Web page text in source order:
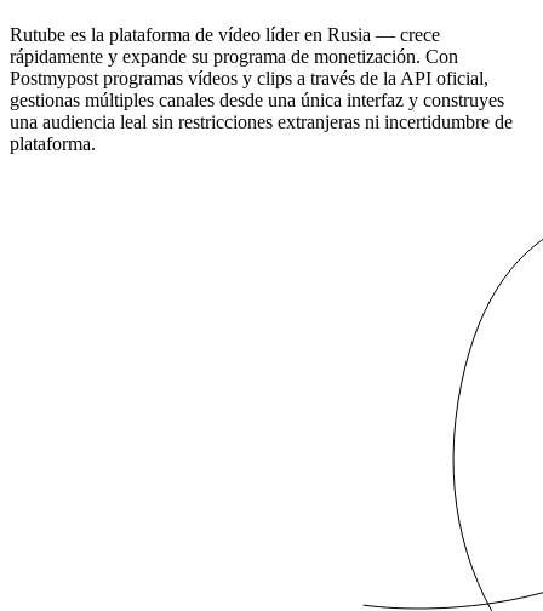
Rutube es la plataforma de vídeo líder en Rusia — crece
rápidamente y expande su programa de monetización. Con
Postmypost programas vídeos y clips a través de la API oficial,
gestionas múltiples canales desde una única interfaz y construyes
una audiencia leal sin restricciones extranjeras ni incertidumbre de
plataforma.